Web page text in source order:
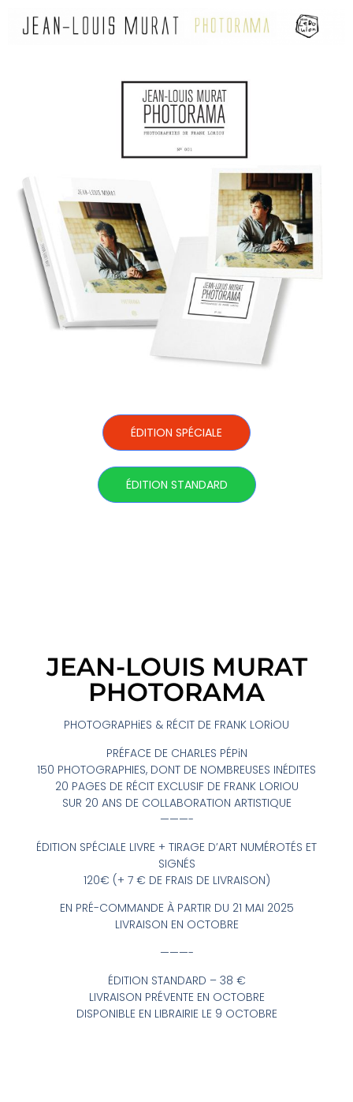
ÉDITION SPÉCIALE
ÉDITION STANDARD
JEAN-LOUIS MURAT
PHOTORAMA
PHOTOGRAPHiES & RÉCIT DE FRANK LORiOU
PRÉFACE DE CHARLES PÉPiN
150 PHOTOGRAPHIES, DONT DE NOMBREUSES INÉDITES
20 PAGES DE RÉCIT EXCLUSIF DE FRANK LORIOU
SUR 20 ANS DE COLLABORATION ARTISTIQUE
———-
ÉDITION SPÉCIALE LIVRE + TIRAGE D’ART NUMÉROTÉS ET
SIGNÉS
120€ (+ 7 € DE FRAIS DE LIVRAISON)
EN PRÉ-COMMANDE ­À PARTIR DU 21 MAI 2025
LIVRAISON EN OCTOBRE
———-
ÉDITION STANDARD – 38 €
LIVRAISON PRÉVENTE EN OCTOBRE
DISPONIBLE EN LIBRAIRIE LE 9 OCTOBRE